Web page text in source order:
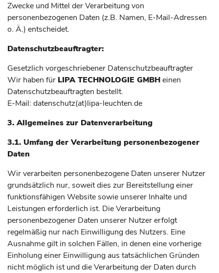
Zwecke und Mittel der Verarbeitung von
personenbezogenen Daten (z.B. Namen, E-Mail-Adressen
o. Ä.) entscheidet.
Datenschutzbeauftragter:
Gesetzlich vorgeschriebener Datenschutzbeauftragter
Wir haben für LIPA TECHNOLOGIE GMBHeinen
Datenschutzbeauftragten bestellt.
E-Mail: datenschutz(at)lipa-leuchten.de
3. Allgemeines zur Datenverarbeitung
3.1. Umfang der Verarbeitung personenbezogener
Daten
Wir verarbeiten personenbezogene Daten unserer Nutzer
grundsätzlich nur, soweit dies zur Bereitstellung einer
funktionsfähigen Website sowie unserer Inhalte und
Leistungen erforderlich ist. Die Verarbeitung
personenbezogener Daten unserer Nutzer erfolgt
regelmäßig nur nach Einwilligung des Nutzers. Eine
Ausnahme gilt in solchen Fällen, in denen eine vorherige
Einholung einer Einwilligung aus tatsächlichen Gründen
nicht möglich ist und die Verarbeitung der Daten durch